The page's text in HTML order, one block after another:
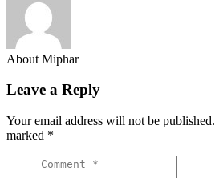
About Miphar
Leave a Reply
Your email address will not be published.
marked *